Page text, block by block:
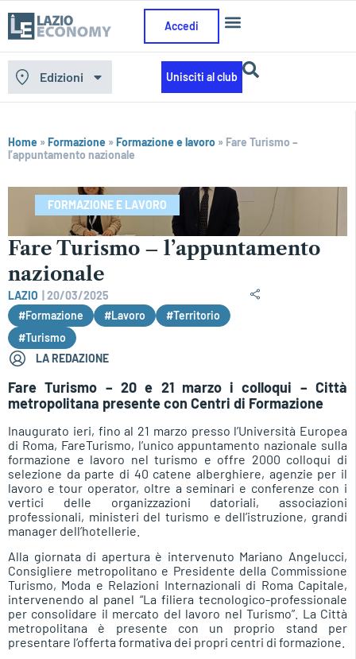
Accedi
Edizioni Unisciti al club
Home »Formazione »Formazione e lavoro » Fare Turismo –
l’appuntamento nazionale
FORMAZIONE E LAVORO
Fare Turismo – l’appuntamento
nazionale
LAZIO
20/03/2025
#Formazione
#Lavoro
#Territorio
#Turismo
LA REDAZIONE
Fare Turismo – 20 e 21 marzo i colloqui – Città
metropolitana presente con Centri di Formazione
Inaugurato ieri, fino al 21 marzo presso l’Università Europea
di Roma, FareTurismo, l’unico appuntamento nazionale sulla
formazione e lavoro nel turismo e offre 2000 colloqui di
selezione da parte di 40 catene alberghiere, agenzie per il
lavoro e tour operator, oltre a seminari e conferenze con i
vertici delle organizzazioni datoriali, associazioni
professionali, ministeri del turismo e dell’istruzione, grandi
manager dell’hotellerie.
Alla giornata di apertura è intervenuto Mariano Angelucci,
Consigliere metropolitano e Presidente della Commissione
Turismo, Moda e Relazioni Internazionali di Roma Capitale,
intervenendo al panel “La filiera tecnologico-professionale
per consolidare il mercato del lavoro nel Turismo”. La Città
metropolitana è presente con un proprio stand per
presentare l’offerta formativa dei propri centri di formazione.